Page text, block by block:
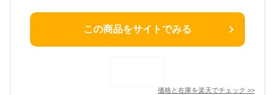
この商品をサイトでみる
価格と在庫を楽天でチェック >>